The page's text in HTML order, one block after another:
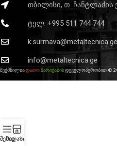
თბილისი, თ. ჩანტლაძის
ტელ: +995 511 744 744
k.surmava@metaltecnica.ge
info@metaltecnica.ge
შექმნილიადათოშარიქაძისდეველოპერობით ©
მენიუ
Მაღაზია